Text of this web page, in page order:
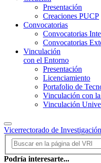
Presentación
Creaciones PUCP
Convocatorias
Convocatorias
Convocatorias
Vinculación
con el Entorno
Presentación
Licenciamiento
Portafolio de
Vinculación con la
Vinculación
Vicerrectorado de Investigación
Podría interesarte...